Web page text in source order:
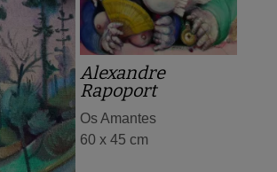
Alexandre
Rapoport
Os Amantes
60 x 45 cm